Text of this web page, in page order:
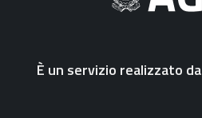
È un servizio realizzato da